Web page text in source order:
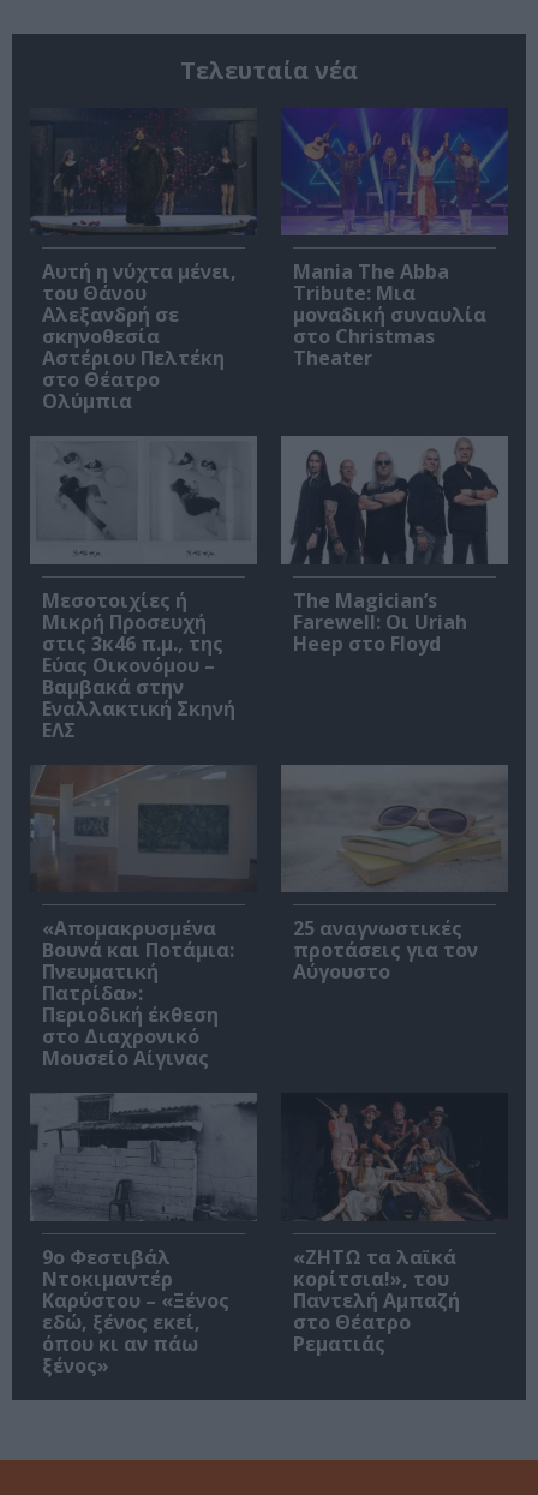
Τελευταία νέα
Αυτή η νύχτα μένει,
του Θάνου
Αλεξανδρή σε
σκηνοθεσία
Αστέριου Πελτέκη
στο Θέατρο
Ολύμπια
Mania The Abba
Tribute: Μια
μοναδική συναυλία
στο Christmas
Theater
Μεσοτοιχίες ή
Μικρή Προσευχή
στις 3κ46 π.μ., της
Εύας Οικονόμου –
Βαμβακά στην
Εναλλακτική Σκηνή
ΕΛΣ
The Magician’s
Farewell: Οι Uriah
Heep στο Floyd
«Απομακρυσμένα
Βουνά και Ποτάμια:
Πνευματική
Πατρίδα»:
Περιοδική έκθεση
στο Διαχρονικό
Μουσείο Αίγινας
25 αναγνωστικές
προτάσεις για τον
Αύγουστο
9ο Φεστιβάλ
Ντοκιμαντέρ
Καρύστου – «Ξένος
εδώ, ξένος εκεί,
όπου κι αν πάω
ξένος»
«ΖΗΤΩ τα λαϊκά
κορίτσια!», του
Παντελή Αμπαζή
στο Θέατρο
Ρεματιάς